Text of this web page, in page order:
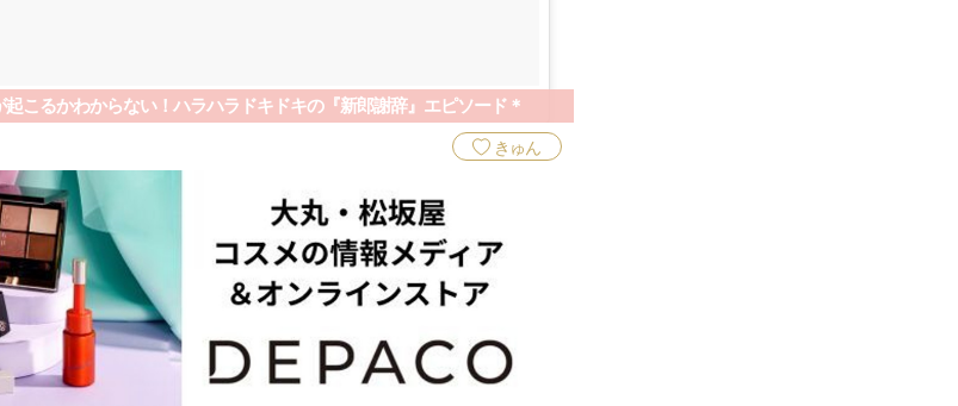
こるかわからない！ハラハラドキドキの『新郎謝辞』エピソード＊
きゅん